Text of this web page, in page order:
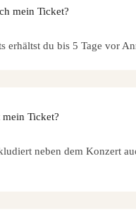
mein Ticket?
erhältst du bis 5 Tage vor
mein Ticket?
neben dem Konzert